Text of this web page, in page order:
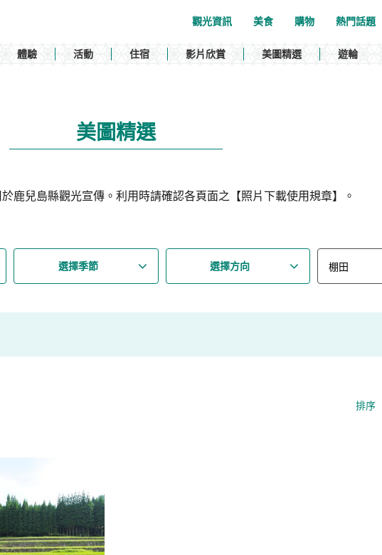
觀光資訊 美食 購物 熱門話題
體驗 活動 住宿 影片欣賞 美圖精選 遊輪
美圖精選
鹿兒島縣觀光宣傳。利用時請確認各頁面之【照片下載使用規章】。
選擇季節 選擇方向
排序